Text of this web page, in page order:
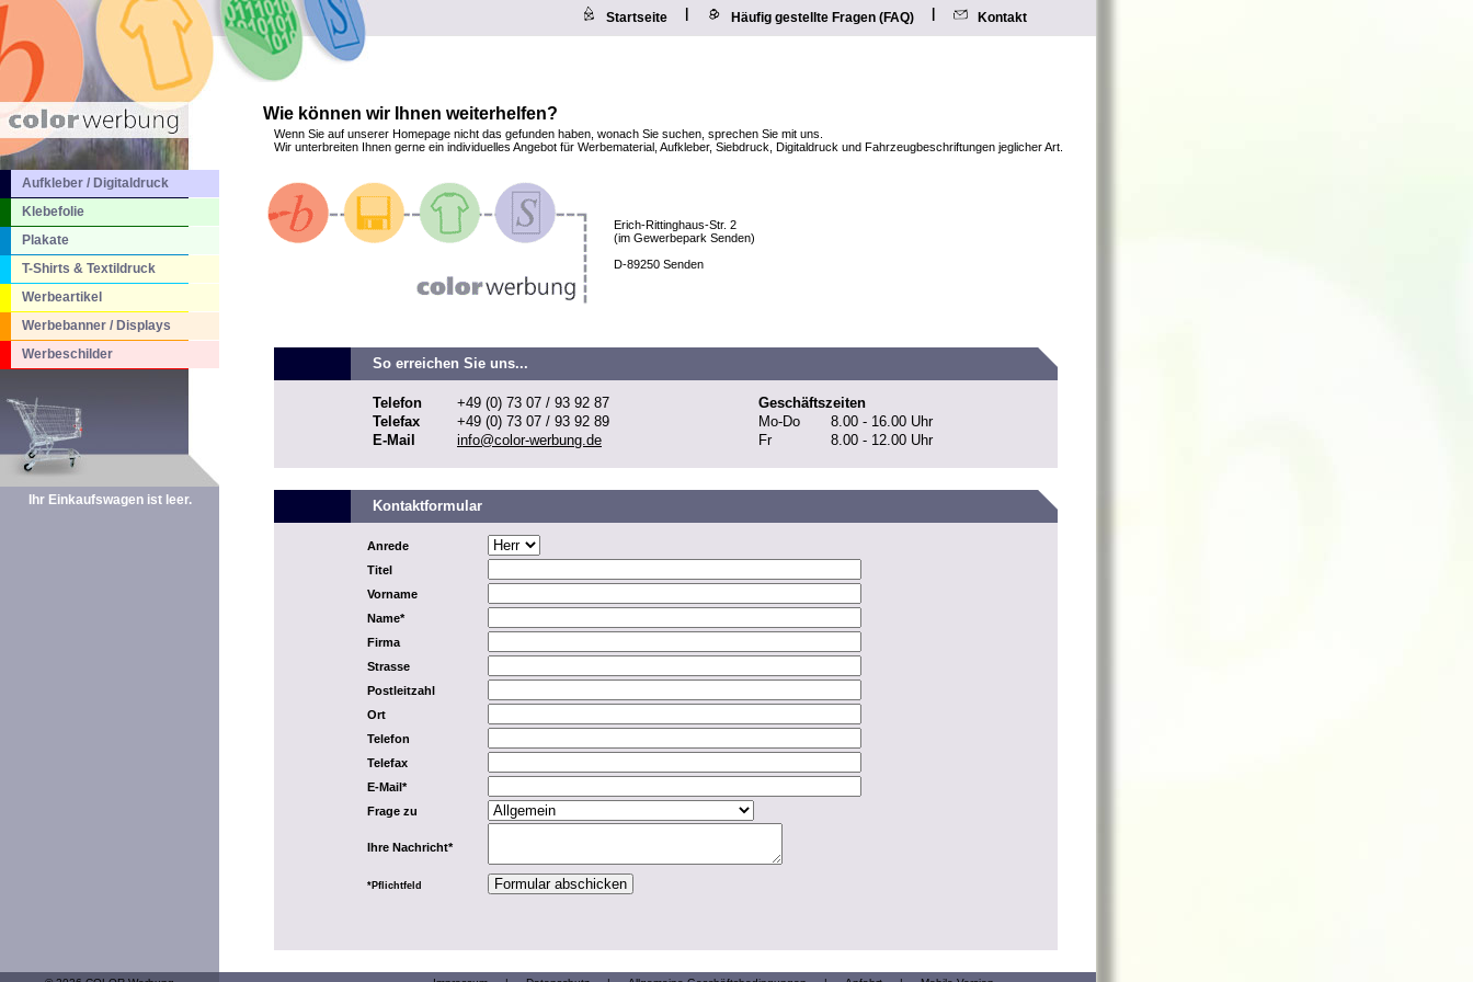
Startseite Häufig gestellte Fragen (FAQ) Kontakt
Aufkleber / Digitaldruck
Klebefolie
Plakate
T-Shirts & Textildruck
Werbeartikel
Werbebanner / Displays
Werbeschilder
Ihr Einkaufswagen ist leer.
Wie können wir Ihnen weiterhelfen?
Wenn Sie auf unserer Homepage nicht das gefunden haben, wonach Sie suchen, sprechen Sie mit uns.
Wir unterbreiten Ihnen gerne ein individuelles Angebot für Werbematerial, Aufkleber, Siebdruck, Digitaldruck und Fahrzeugbeschriftungen jeglicher Art.
Erich-Rittinghaus-Str. 2
(im Gewerbepark Senden)
D-89250 Senden
So erreichen Sie uns...
Telefon +49 (0) 73 07 / 93 92 87
Geschäftszeiten
Telefax
+49 (0) 73 07 / 93 92 89 Mo-Do
8.00 - 16.00 Uhr
E-Mail
info@color-werbung.de Fr 8.00 - 12.00 Uhr
Kontaktformular
Anrede
Titel
Vorname
Name*
Firma
Strasse
Postleitzahl
Ort
Telefon
Telefax
E-Mail*
Frage zu
Ihre Nachricht*
*Pflichtfeld